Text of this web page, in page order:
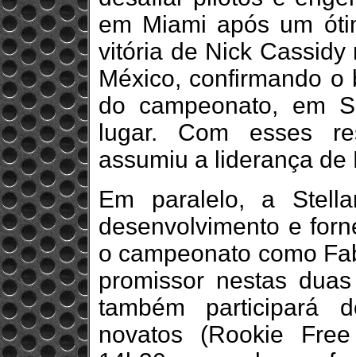
em Miami após um
vitória de Nick
México, confirmando
do campeonato, em
lugar. Com esses
assumiu a liderança
Em paralelo, a
desenvolvimento e
o campeonato como
promissor nestas
também participará
novatos (Rookie